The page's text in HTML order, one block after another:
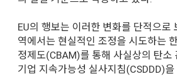
EU의 행보는 이러한 변화를 단적으로
역에서는 현실적인 조정을 시도하는
정제도(CBAM)를 통해 사실상의 탄소
기업 지속가능성 실사지침(CSDDD)